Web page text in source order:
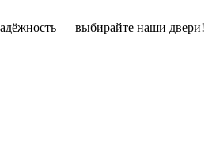
— выбирайте наши двери!